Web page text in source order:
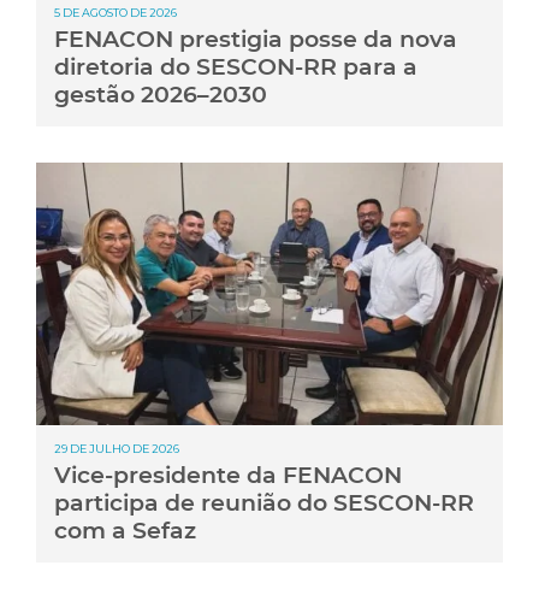
5 DE AGOSTO DE 2026
FENACON prestigia posse da nova
diretoria do SESCON-RR para a
gestão 2026–2030
29 DE JULHO DE 2026
Vice-presidente da FENACON
participa de reunião do SESCON-RR
com a Sefaz